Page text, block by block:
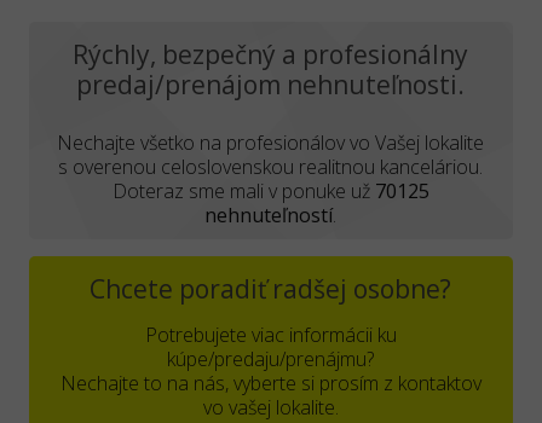
Rýchly, bezpečný a profesionálny
predaj/prenájom nehnuteľnosti.
Nechajte všetko na profesionálov vo Vašej lokalite
s overenou celoslovenskou realitnou kanceláriou.
Doteraz sme mali v ponuke už 70125
nehnuteľností.
Chcete poradiť radšej osobne?
Potrebujete viac informácii ku
kúpe/predaju/prenájmu?
Nechajte to na nás, vyberte si prosím z kontaktov
vo vašej lokalite.